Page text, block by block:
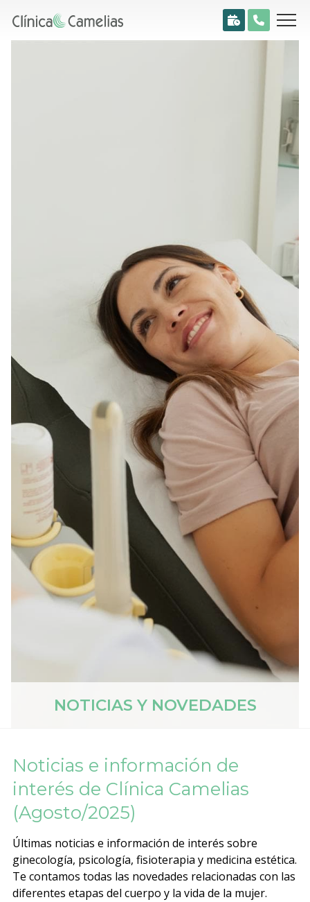
NOTICIAS Y NOVEDADES
Noticias e información de
interés de Clínica Camelias
(Agosto/2025)
Últimas noticias e información de interés sobre
ginecología, psicología, fisioterapia y medicina estética.
Te contamos todas las novedades relacionadas con las
diferentes etapas del cuerpo y la vida de la mujer.